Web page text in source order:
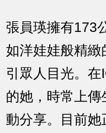
張員瑛擁有173
如洋娃娃般精緻
引眾人目光。
的她，時常上
動分享。目前她